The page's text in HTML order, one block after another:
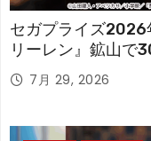
セガプライズ2026
リーレン』鉱山で
「フリーレン」を立
7月 29, 2026